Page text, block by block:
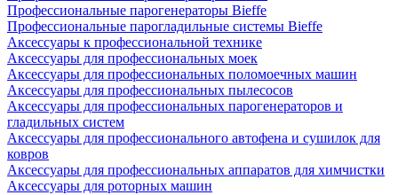
Профессиональные парогенераторы Bieffe
Профессиональные парогладильные системы Bieffe
Аксессуары к профессиональной технике
Аксессуары для профессиональных моек
Аксессуары для профессиональных поломоечных машин
Аксессуары для профессиональных пылесосов
Аксессуары для профессиональных парогенераторов и
гладильных систем
Аксессуары для профессионального автофена и сушилок для
ковров
Аксессуары для профессиональных аппаратов для химчистки
Аксессуары для роторных машин